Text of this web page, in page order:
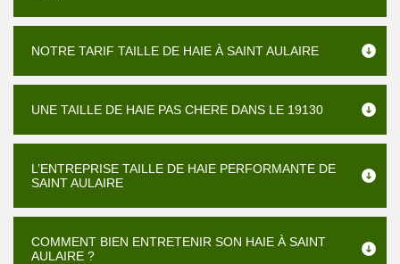
NOTRE TARIF TAILLE DE HAIE À SAINT AULAIRE
UNE TAILLE DE HAIE PAS CHERE DANS LE 19130
L’ENTREPRISE TAILLE DE HAIE PERFORMANTE DE
SAINT AULAIRE
COMMENT BIEN ENTRETENIR SON HAIE À SAINT
AULAIRE ?